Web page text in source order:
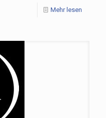
Mehr lesen